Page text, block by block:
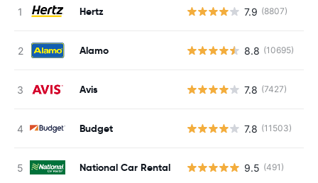
Hertz 7.9 (8807)
Alamo 8.8 (10695)
Avis 7.8 (7427)
Budget 7.8 (11503)
National Car Rental 9.5 (491)